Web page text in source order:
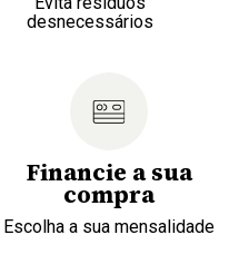
desnecessários
Financie a sua
compra
Escolha a sua mensalidade